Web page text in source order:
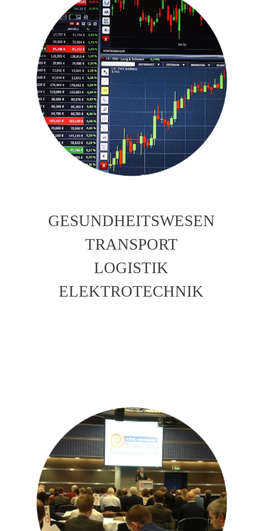
GESUNDHEITSWESEN
TRANSPORT
LOGISTIK
ELEKTROTECHNIK